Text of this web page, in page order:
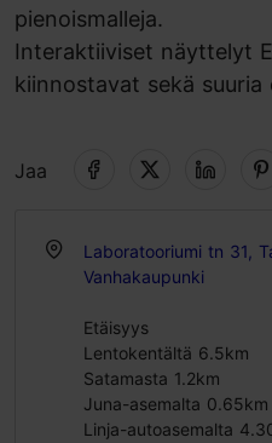
pienoismalleja.
Interaktiiviset näyttelyt
kiinnostavat sekä
Jaa
Laboratooriumi tn 31,
Vanhakaupunki
Etäisyys
Lentokentältä 6.5km
Satamasta 1.2km
Juna-asemalta 0.65km
Linja-autoasemalta